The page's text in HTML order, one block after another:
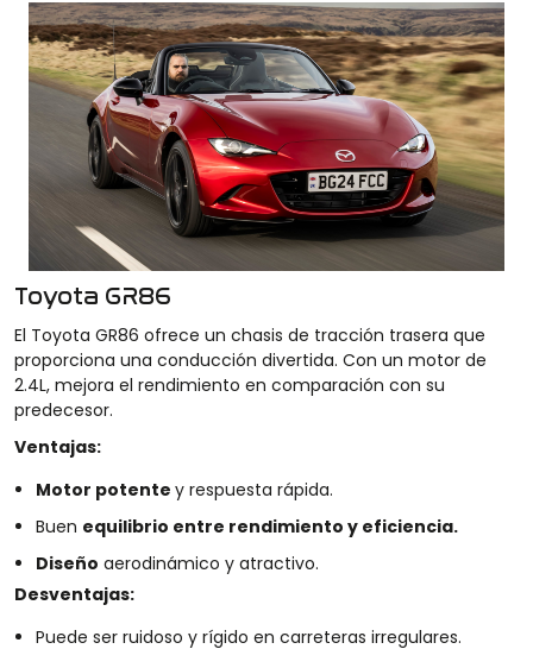
Toyota GR86
El Toyota GR86 ofrece un chasis de tracción trasera que
proporciona una conducción divertida. Con un motor de
2.4L, mejora el rendimiento en comparación con su
predecesor.
Ventajas:
Motor potente y respuesta rápida.
Buen equilibrio entre rendimiento y eficiencia.
Diseño aerodinámico y atractivo.
Desventajas:
Puede ser ruidoso y rígido en carreteras irregulares.